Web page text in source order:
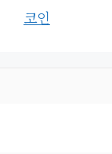
코인